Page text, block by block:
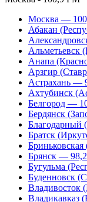
Москва —
Абакан
Альметьевск
Анапа
Арзгир
Астрахань —
Ахтубинск
Белгород —
Бердянск
Благодарный
Братск
Брянск —
Бугульма
Буденновск
Владивосток
Владикавказ